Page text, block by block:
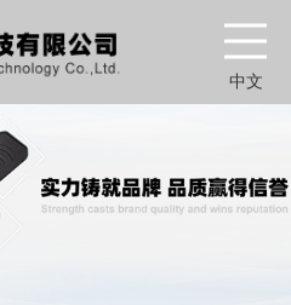
中文